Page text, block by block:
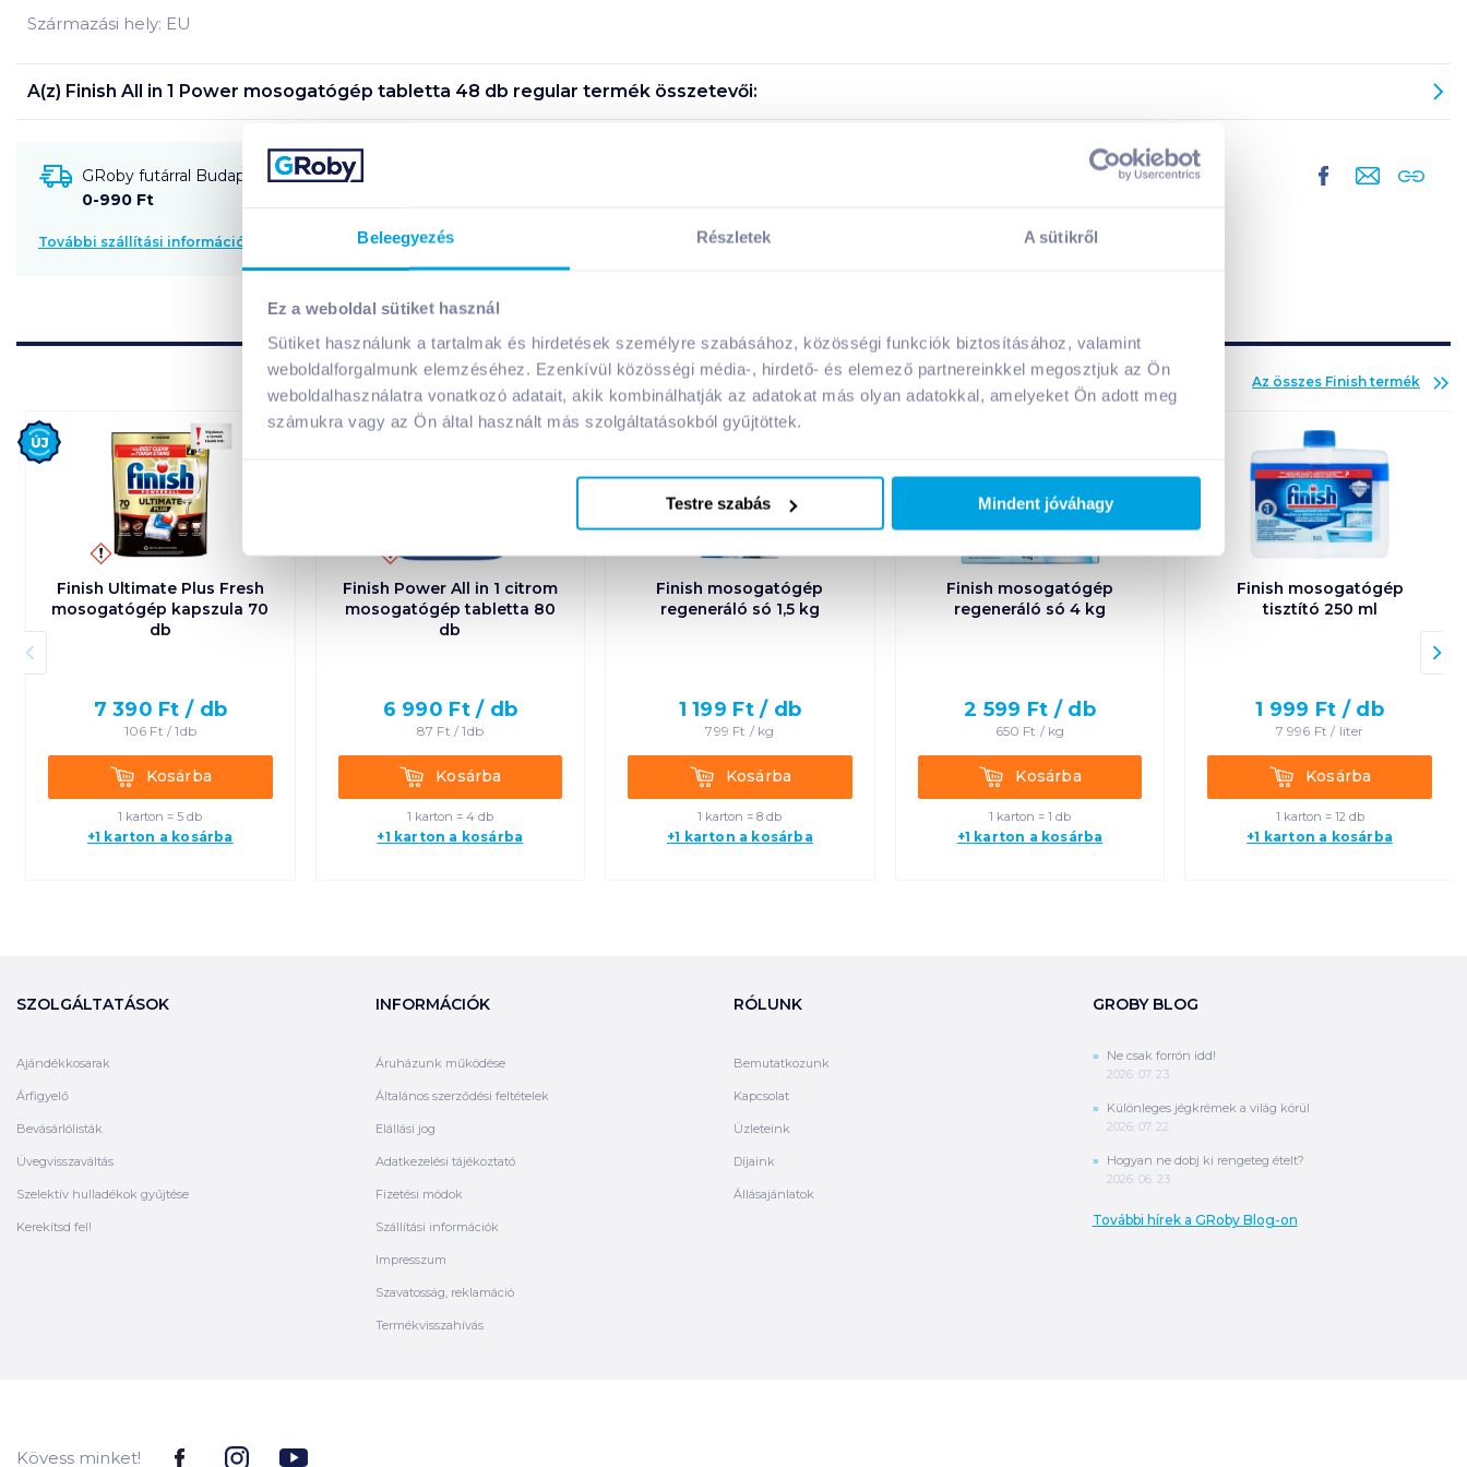
Beleegyezés Részletek A sütikről
Ez a weboldal sütiket használ
Sütiket használunk a tartalmak és hirdetések személyre szabásához, közösségi funkciók biztosításához, valamint
weboldalforgalmunk elemzéséhez. Ezenkívül közösségi média-, hirdető- és elemező partnereinkkel megosztjuk az Ön
weboldalhasználatra vonatkozó adatait, akik kombinálhatják az adatokat más olyan adatokkal, amelyeket Ön adott meg
számukra vagy az Ön által használt más szolgáltatásokból gyűjtöttek.
Testre szabás Mindent jóváhagy
Adj hozzá termékeket!
Származási hely: EU
A(z) Finish All in 1 Power mosogatógép tabletta 48 db regular termék összetevői:
GRoby futárral Budapestre és környékére szállítható
0-990 Ft
További szállítási információk
Az összes Finish termék
Finish Ultimate Plus Fresh
mosogatógép kapszula 70
db
7 390 Ft / db
106 Ft /1db
KosárbaKosárba
1 karton = 5 db
+1 karton a kosárba
Új
Finish Power All in 1 citrom
mosogatógép tabletta 80
db
6 990 Ft / db
87 Ft /1db
KosárbaKosárba
1 karton = 4 db
+1 karton a kosárba
Finish mosogatógép
regeneráló só 1,5 kg
1 199 Ft / db
799 Ft / kg
KosárbaKosárba
1 karton = 8 db
+1 karton a kosárba
Finish mosogatógép
regeneráló só 4 kg
2 599 Ft / db
650 Ft / kg
KosárbaKosárba
1 karton = 1 db
+1 karton a kosárba
Finish mosogatógép
tisztító 250 ml
1 999 Ft / db
7 996 Ft / liter
KosárbaKosárba
1 karton = 12 db
+1 karton a kosárba
SZOLGÁLTATÁSOK
Ajándékkosarak
Árfigyelő
Bevásárlólisták
Üvegvisszaváltás
Szelektív hulladékok gyűjtése
Kerekítsd fel!
INFORMÁCIÓK
Áruházunk működése
Általános szerződési feltételek
Elállási jog
Adatkezelési tájékoztató
Fizetési módok
Szállítási információk
Impresszum
Szavatosság, reklamáció
Termékvisszahívás
RÓLUNK
Bemutatkozunk
Kapcsolat
Üzleteink
Díjaink
Állásajánlatok
GROBY BLOG
Ne csak forrón idd!
2026. 07. 23.
Különleges jégkrémek a világ körül
2026. 07. 22.
Hogyan ne dobj ki rengeteg ételt?
2026. 06. 23.
További hírek a GRoby Blog-on
Kövess minket!